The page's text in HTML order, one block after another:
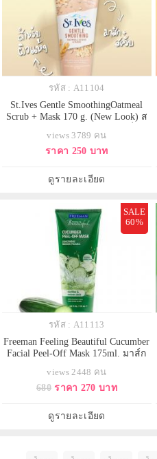
รหัส : A11104
St.Ives Gentle SmoothingOatmeal
Scrub + Mask 170 g. (New Look) ส
เนียนนุ่มไร้ริ้วรอย ด้วยเนื้อครีมส
ครับที่มีส่วนผสมของข้าวโอ๊ตเนื้อ
ขึ้น ทั้งยังให้ผิวที่เนียนเรียบรูขุมขน
views 3789 คน
ราคา 250 บาท
ดูรายละเอียด
SALE
60%
รหัส : A11113
Freeman Feeling Beautiful Cucumber
Facial Peel-Off Mask 175ml. มาส์ก
ผิว ลดการหมักหมม ของชั้นผิว ที่เป็น
สาเหตุของผิวหยาบกร้าน และหมอง
หางจระเข้ + แตงกวา เพิ่มความชุ่ม
ชื้น ผิวจะรู้สึกน
views 2448 คน
680 ราคา 270 บาท
ดูรายละเอียด